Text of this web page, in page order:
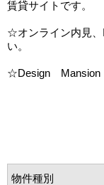
賃貸サイトです。
☆オンライン内見、
い。
☆Design Mansion
物件種別